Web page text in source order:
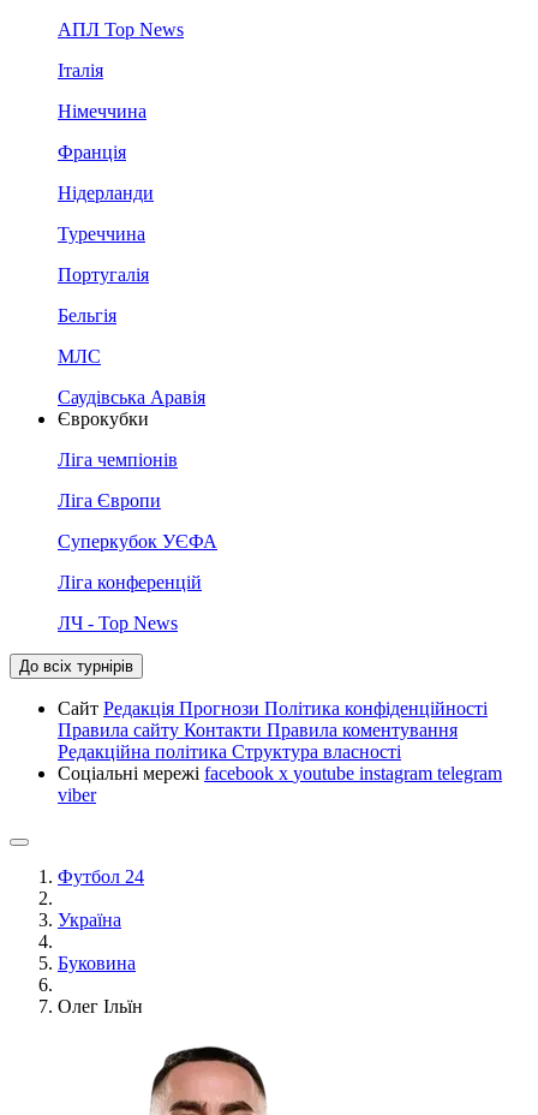
АПЛ Top News
Італія
Німеччина
Франція
Нідерланди
Туреччина
Португалія
Бельгія
МЛС
Саудівська Аравія
Єврокубки
Ліга чемпіонів
Ліга Європи
Суперкубок УЄФА
Ліга конференцій
ЛЧ - Top News
До всіх турнірів
Сайт Редакція Прогнози Політика конфіденційності
Правила сайту Контакти Правила коментування
Редакційна політика Структура власності
Соціальні мережі facebook x youtube instagram telegram
viber
Футбол 24
Україна
Буковина
Олег Ільїн